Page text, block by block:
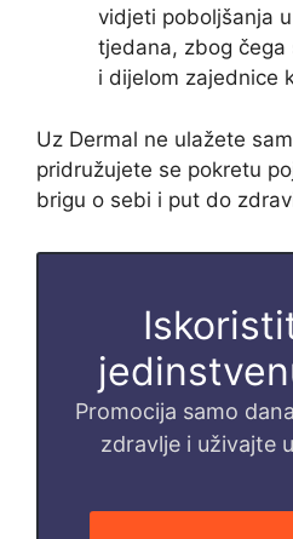
vidjeti poboljšanja
tjedana, zbog čega
i dijelom zajednice
Uz Dermal ne ulažete
pridružujete se pokretu
brigu o sebi i put do
Promocija samo
zdravlje i uživajte